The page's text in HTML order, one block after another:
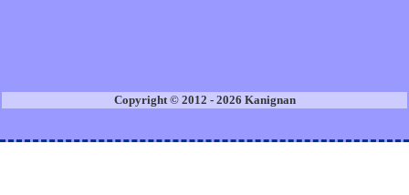
Copyright © 2012 - 2026 Kanignan